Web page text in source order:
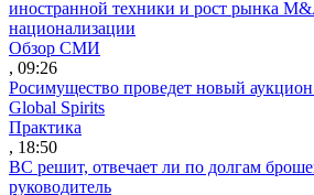
иностранной техники и рост рынка
национализации
Обзор СМИ
, 09:26
Росимущество проведет новый
Global Spirits
Практика
, 18:50
ВС решит, отвечает ли по долгам
руководитель